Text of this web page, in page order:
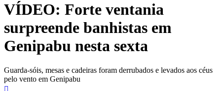
conteúdo
VÍDEO: Forte ventania
surpreende banhistas em
Genipabu nesta sexta
Guarda-sóis, mesas e cadeiras foram derrubados e levados aos céus
pelo vento em Genipabu